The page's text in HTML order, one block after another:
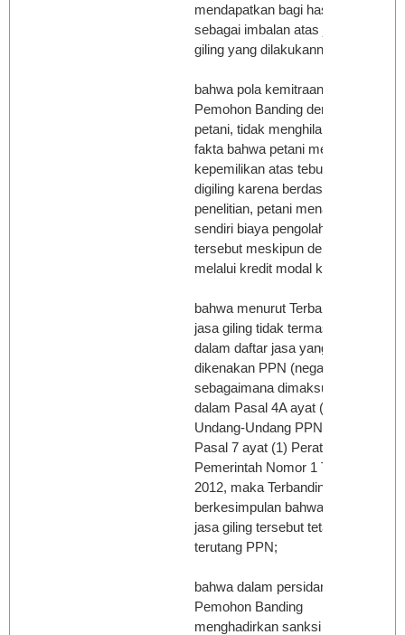
mendapatkan bagi hasil
sebagai imbalan atas jasa
giling yang dilakukannya;
bahwa pola kemitraan antara
Pemohon Banding dengan
petani, tidak menghilangkan
fakta bahwa petani memiliki
kepemilikan atas tebu yang
digiling karena berdasarkan
penelitian, petani menanggung
sendiri biaya pengolahan tebu
tersebut meskipun dengan
melalui kredit modal kerja;
bahwa menurut Terbanding,
jasa giling tidak termasuk
dalam daftar jasa yang tidak
dikenakan PPN (negatif list)
sebagaimana dimaksud
dalam Pasal 4A ayat (3)
Undang-Undang PPN juncto
Pasal 7 ayat (1) Peraturan
Pemerintah Nomor 1 Tahun
2012, maka Terbanding
berkesimpulan bahwa atas
jasa giling tersebut tetap
terutang PPN;
bahwa dalam persidangan
Pemohon Banding
menghadirkan sanksi ahli